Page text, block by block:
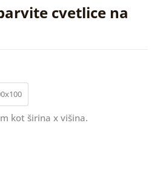
cvetlice na
kot širina x višina.